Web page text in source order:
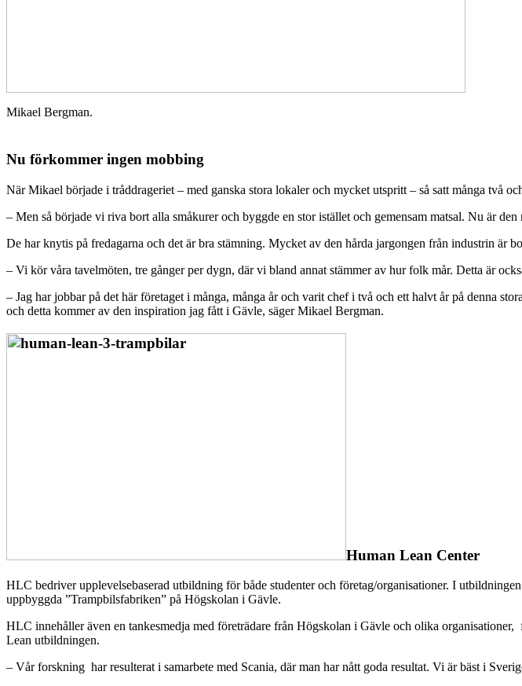
Mikael Bergman.
Nu förkommer ingen mobbing
När Mikael började i tråddrageriet – med ganska stora lokaler och mycket utspritt – så satt många två
– Men så började vi riva bort alla småkurer och byggde en stor istället och gemensam matsal. Nu är
De har knytis på fredagarna och det är bra stämning. Mycket av den hårda jargongen från industrin är
– Vi kör våra tavelmöten, tre gånger per dygn, där vi bland annat stämmer av hur folk mår. Detta är
– Jag har jobbar på det här företaget i många, många år och varit chef i två och ett halvt år på denna
och detta kommer av den inspiration jag fått i Gävle, säger Mikael Bergman.
Human Lean Center
HLC bedriver upplevelsebaserad utbildning för både studenter och företag/organisationer. I
uppbyggda ”Trampbilsfabriken” på Högskolan i Gävle.
HLC innehåller även en tankesmedja med företrädare från Högskolan i Gävle och olika
Lean utbildningen.
– Vår forskning har resulterat i samarbete med Scania, där man har nått goda resultat. Vi är bäst i